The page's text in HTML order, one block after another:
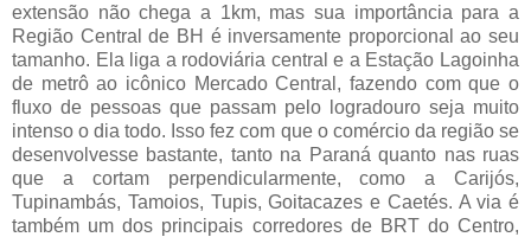
extensão não chega a 1km, mas sua importância para a
Região Central de BH é inversamente proporcional ao seu
tamanho. Ela liga a rodoviária central e a Estação Lagoinha
de metrô ao icônico Mercado Central, fazendo com que o
fluxo de pessoas que passam pelo logradouro seja muito
intenso o dia todo. Isso fez com que o comércio da região se
desenvolvesse bastante, tanto na Paraná quanto nas ruas
que a cortam perpendicularmente, como a Carijós,
Tupinambás, Tamoios, Tupis, Goitacazes e Caetés. A via é
também um dos principais corredores de BRT do Centro,